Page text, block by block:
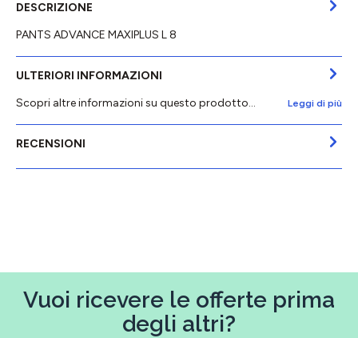
DESCRIZIONE
PANTS ADVANCE MAXIPLUS L 8
ULTERIORI INFORMAZIONI
Scopri altre informazioni su questo prodotto...
Leggi di più
RECENSIONI
Vuoi ricevere le offerte prima
degli altri?